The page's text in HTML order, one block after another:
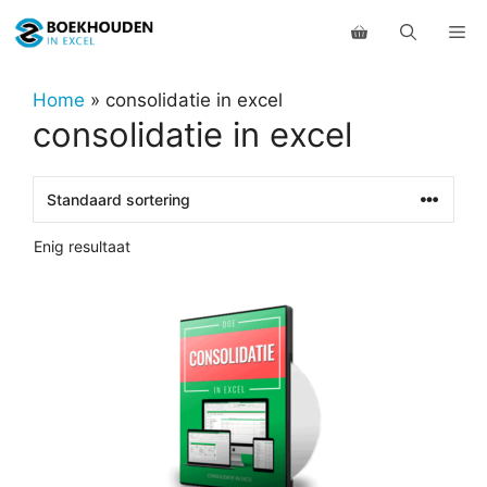
naar
inhoudHome » consolidatie in excel
consolidatie in excel
Enig resultaat